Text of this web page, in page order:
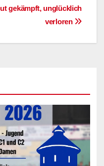
gekämpft, unglücklich
verloren